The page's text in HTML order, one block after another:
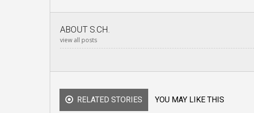
ABOUT S.CH.
view all posts
RELATED STORIES YOU MAY LIKE THIS